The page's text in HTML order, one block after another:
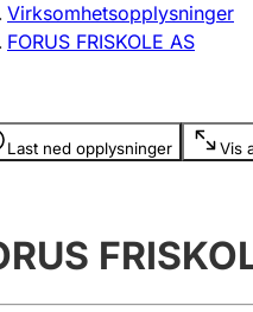
Virksomhetsopplysninger
FORUS FRISKOLE AS
Last ned opplysninger Vis
er skjult